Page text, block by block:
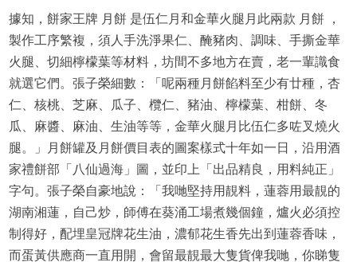
據知，餅家王牌 月餅 是伍仁月和金華火腿月此兩款 月餅 ，
製作工序繁複，須人手洗淨果仁、醃豬肉、調味、手撕金華
火腿、切細檸檬葉等材料，坊間不多地方在賣，老一輩識食
就選它們。張子榮細數：「呢兩種月餅餡料至少有廿種，杏
仁、核桃、芝麻、瓜子、欖仁、豬油、檸檬葉、柑餅、冬
瓜、麻醬、麻油、生油等等，金華火腿月比伍仁多咗叉燒火
腿。」月餅罐及月餅價目表的圖案樣式十年如一日，沿用酒
家禮餅部「八仙過海」圖，並印上「出品精良，用料純正」
字句。張子榮自豪地說：「我哋堅持用靚料，蓮蓉用最靚的
湖南湘蓮，自己炒，師傅在葵涌工場煮幾個鐘，爐火必須控
制得好，配埋皇冠牌花生油，濃郁花生香先出到蓮蓉香味，
而蛋黃供應商一直用開，會留最靚最大隻貨俾我哋，你睇隻